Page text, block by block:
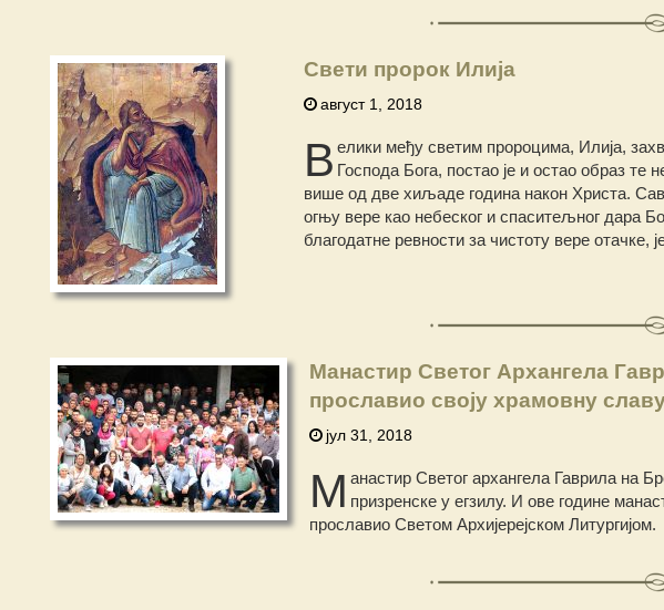
Свети пророк Илија
август 1, 2018
В елики међу светим пророцима, Илија,
Господа Бога, постао је и остао образ те
више од две хиљаде година након Христа.
огњу вере као небеског и спаситељног дара
благодатне ревности за чистоту вере отачке,
Манастир Светог Архангела
прославио своју храмовну
јул 31, 2018
М анастир Светог архангела Гаврила на
призренске у егзилу. И ове године
прославио Светом Архијерејском Литургијом.